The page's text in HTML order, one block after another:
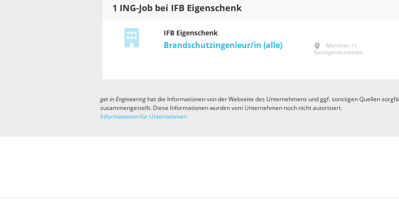
1 ING-Job bei IFB Eigenschenk
IFB Eigenschenk
Brandschutzingenieur/in (alle)
München +1
Bauingenieurwesen
get in Engineeringhat die Informationen von der Webseite des Unternehmens und ggf. sonstigen Quellen
zusammengestellt. Diese Informationen wurden vom Unternehmen noch nicht autorisiert.
Informationen für Unternehmen